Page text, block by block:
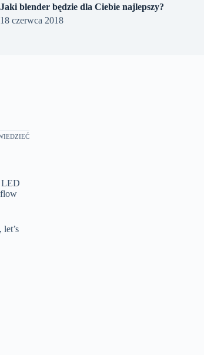
Jaki blender będzie dla Ciebie najlepszy?
18 czerwca 2018
LED